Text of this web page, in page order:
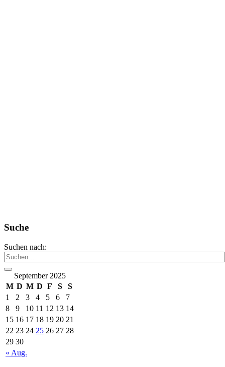
Suche
Suchen nach:
September 2025
M D M D F S S
« Aug.
1 2 3 4 5 6
7
8
9 10 11 12 13 14
15 16 17 18 19 20 21
22 23 24 25 26 27 28
29 30